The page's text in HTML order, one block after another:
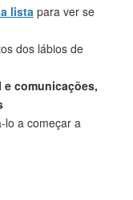
lista para ver se
dos lábios de
e comunicações,
lo a começar a